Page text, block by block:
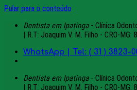
Pular para o conteúdo
Dentista em Ipatinga - Clínica
| R.T: Joaquim V. M. Filho - CRO-MG:
WhatsApp | Tel: ( 31 ) 3823-
Dentista em Ipatinga - Clínica
| R.T: Joaquim V. M. Filho - CRO-MG: